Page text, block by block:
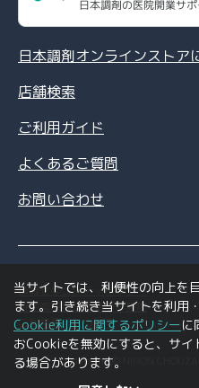
日本調剤の医院開業サ
日本調剤オンラインストア
店舗検索
ご利用ガイド
よくあるご質問
お問い合わせ
情報セキュリティポリシー
特定商取引法に基づく表記
ご利用環境について
Copyright © NIHON
当サイトでは、利便性の向上を
ます。引き続き当サイトを利用
Cookie利用に関するポリシーに
おCookieを無効にすると、サ
る場合があります。